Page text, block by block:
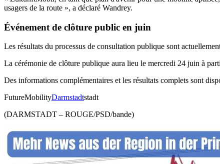
usagers de la route », a déclaré Wandrey.
Événement de clôture public en juin
Les résultats du processus de consultation publique sont
La cérémonie de clôture publique aura lieu le mercredi 24 juin à
Des informations complémentaires et les résultats complets sont
FutureMobilityDarmstadtstadt
(DARMSTADT – ROUGE/PSD/bande)